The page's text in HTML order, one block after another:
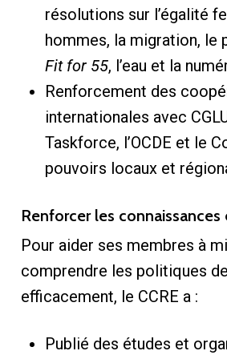
résolutions sur l’égalité
hommes, la migration, le
Fit for 55, l’eau et la
Renforcement des
internationales avec
Taskforce, l’OCDE et le
pouvoirs locaux et
Renforcer les connaissances
Pour aider ses membres à
comprendre les politiques de
efficacement, le CCRE a :
Publié des études et